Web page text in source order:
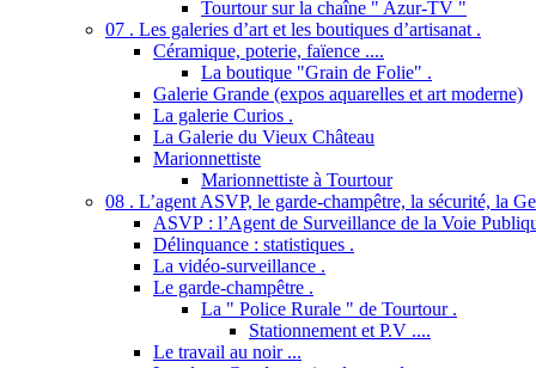
Tourtour sur la chaîne " Azur-TV "
07 . Les galeries d’art et les boutiques d’artisanat .
Céramique, poterie, faïence ....
La boutique "Grain de Folie" .
Galerie Grande (expos aquarelles et art moderne)
La galerie Curios .
La Galerie du Vieux Château
Marionnettiste
Marionnettiste à Tourtour
08 . L’agent ASVP, le garde-champêtre, la sécurité, la
ASVP : l’Agent de Surveillance de la Voie
Délinquance : statistiques .
La vidéo-surveillance .
Le garde-champêtre .
La " Police Rurale " de Tourtour .
Stationnement et P.V ....
Le travail au noir ...